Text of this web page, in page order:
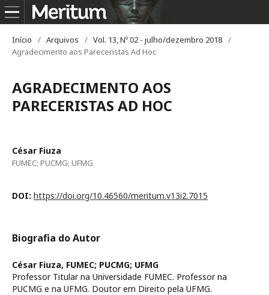
Início / Arquivos / Vol. 13, Nº 02 - julho/dezembro 2018 /
Agradecimento aos Pareceristas Ad Hoc
AGRADECIMENTO AOS
PARECERISTAS AD HOC
César Fiuza
FUMEC; PUCMG; UFMG
DOI: https://doi.org/10.46560/meritum.v13i2.7015
Biografia do Autor
César Fiuza, FUMEC; PUCMG; UFMG
Professor Titular na Universidade FUMEC. Professor na
PUCMG e na UFMG. Doutor em Direito pela UFMG.